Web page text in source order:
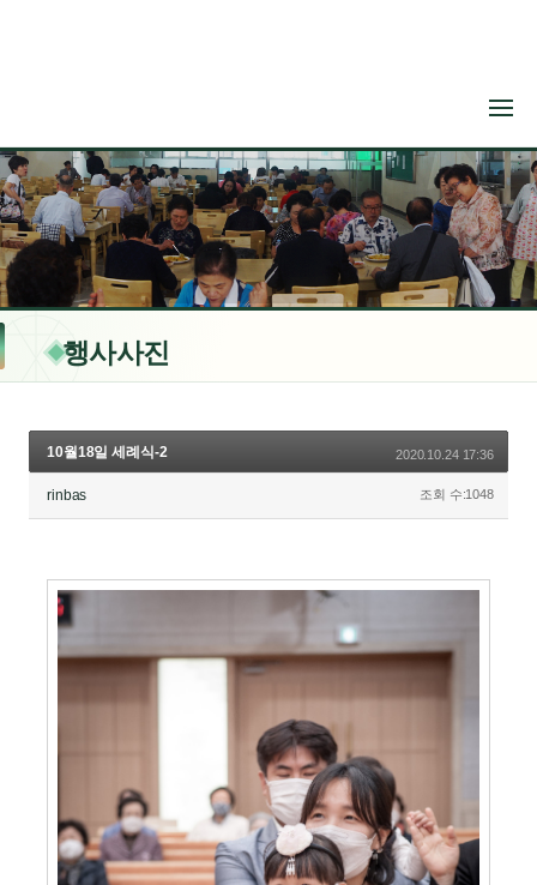
행사사진
10월18일 세례식-2 2020.10.24 17:36
rinbas 조회 수:1048